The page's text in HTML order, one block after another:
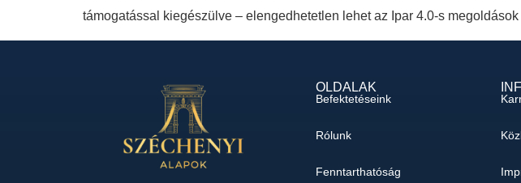
támogatással kiegészülve – elengedhetetlen lehet az Ipar 4.0-s
OLDALAK
Befektetéseink
Rólunk
Fenntarthatóság